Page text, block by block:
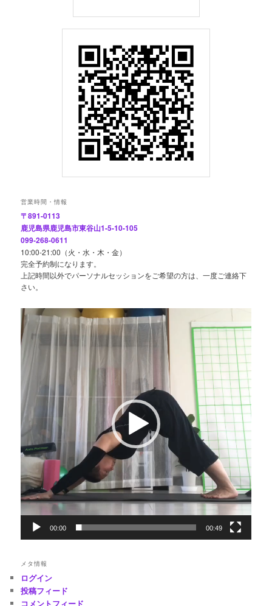
営業時間・情報
〒891-0113
鹿児島県鹿児島市東谷山1-5-10-105
099-268-0611
10:00-21:00（火・水・木・金）
完全予約制になります。
上記時間以外でパーソナルセッションをご希望の方は、一度ご連絡下
さい。
動
画
プ
レ
00:00 00:49
メタ情報
ログイン
投稿フィード
コメントフィード